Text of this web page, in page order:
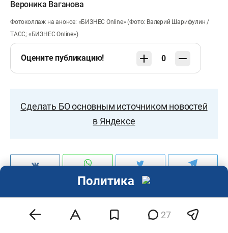
Вероника Ваганова
Фотоколлаж на анонсе: «БИЗНЕС Online» (Фото: Валерий Шарифулин /
ТАСС; «БИЗНЕС Online»)
Оцените публикацию! 0
Сделать БО основным источником новостей
в Яндексе
Комментарии 27
27
Политика